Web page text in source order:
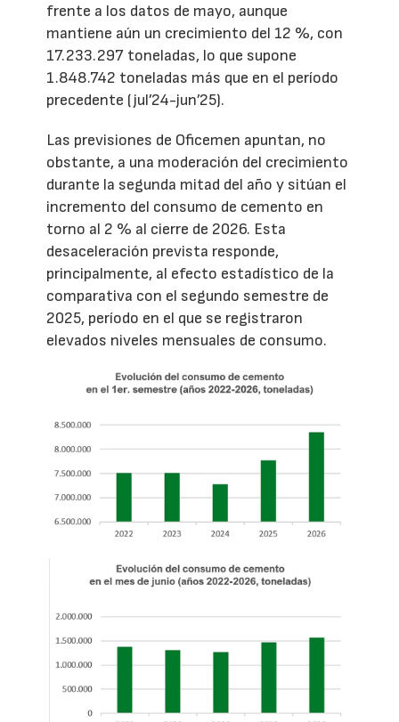
frente a los datos de mayo, aunque
mantiene aún un crecimiento del 12 %, con
17.233.297 toneladas, lo que supone
1.848.742 toneladas más que en el período
precedente (jul’24-jun’25).
Las previsiones de Oficemen apuntan, no
obstante, a una moderación del crecimiento
durante la segunda mitad del año y sitúan el
incremento del consumo de cemento en
torno al 2 % al cierre de 2026. Esta
desaceleración prevista responde,
principalmente, al efecto estadístico de la
comparativa con el segundo semestre de
2025, período en el que se registraron
elevados niveles mensuales de consumo.